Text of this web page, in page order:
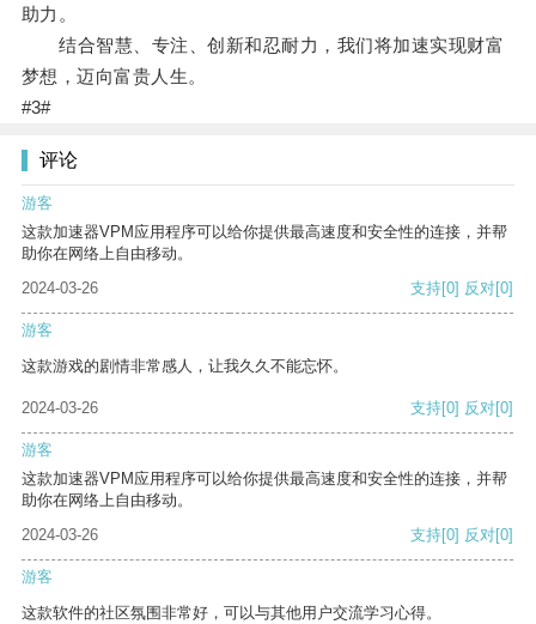
助力。
结合智慧、专注、创新和忍耐力，我们将加速实现财富
梦想，迈向富贵人生。
#3#
评论
游客
这款加速器VPM应用程序可以给你提供最高速度和安全性的连接，并帮
助你在网络上自由移动。
2024-03-26
支持[0] 反对[0]
游客
这款游戏的剧情非常感人，让我久久不能忘怀。
2024-03-26 支持[0] 反对[0]
游客
这款加速器VPM应用程序可以给你提供最高速度和安全性的连接，并帮
助你在网络上自由移动。
2024-03-26
支持[0] 反对[0]
游客
这款软件的社区氛围非常好，可以与其他用户交流学习心得。